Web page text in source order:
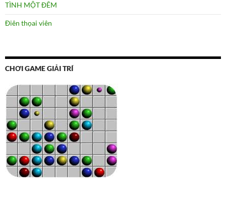
TÌNH MỘT ĐÊM
Điên thọai viên
CHƠI GAME GIẢI TRÍ